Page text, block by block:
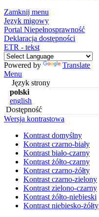
Zamknij menu
Język migowy
Portal Niepełnosprawność
Deklaracja dostępności
ETR - tekst
Powered by
Translate
Menu
Język strony
polski
english
Dostępność
Wersja kontrastowa
Kontrast domyślny
Kontrast czarno-biały
Kontrast biało-czarny
Kontrast żółto-czarny
Kontrast czarno-żółty
Kontrast czarno-zielony
Kontrast zielono-czarny
Kontrast żółto-niebieski
Kontrast niebiesko-żółty